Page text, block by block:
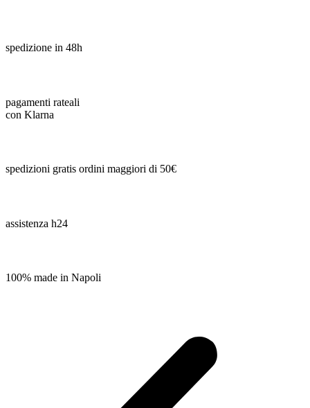
spedizione in 48h
pagamenti rateali
con Klarna
spedizioni gratis ordini maggiori di 50€
assistenza h24
100% made in Napoli